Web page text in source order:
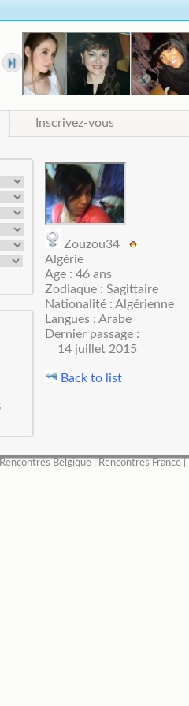
Inscrivez-vous
Zouzou34
Algérie
Age : 46 ans
Zodiaque : Sagittaire
Nationalité : Algérienne
Langues : Arabe
Dernier passage :
14 juillet 2015
Back to list
Rencontres Belgique| Rencontres France|